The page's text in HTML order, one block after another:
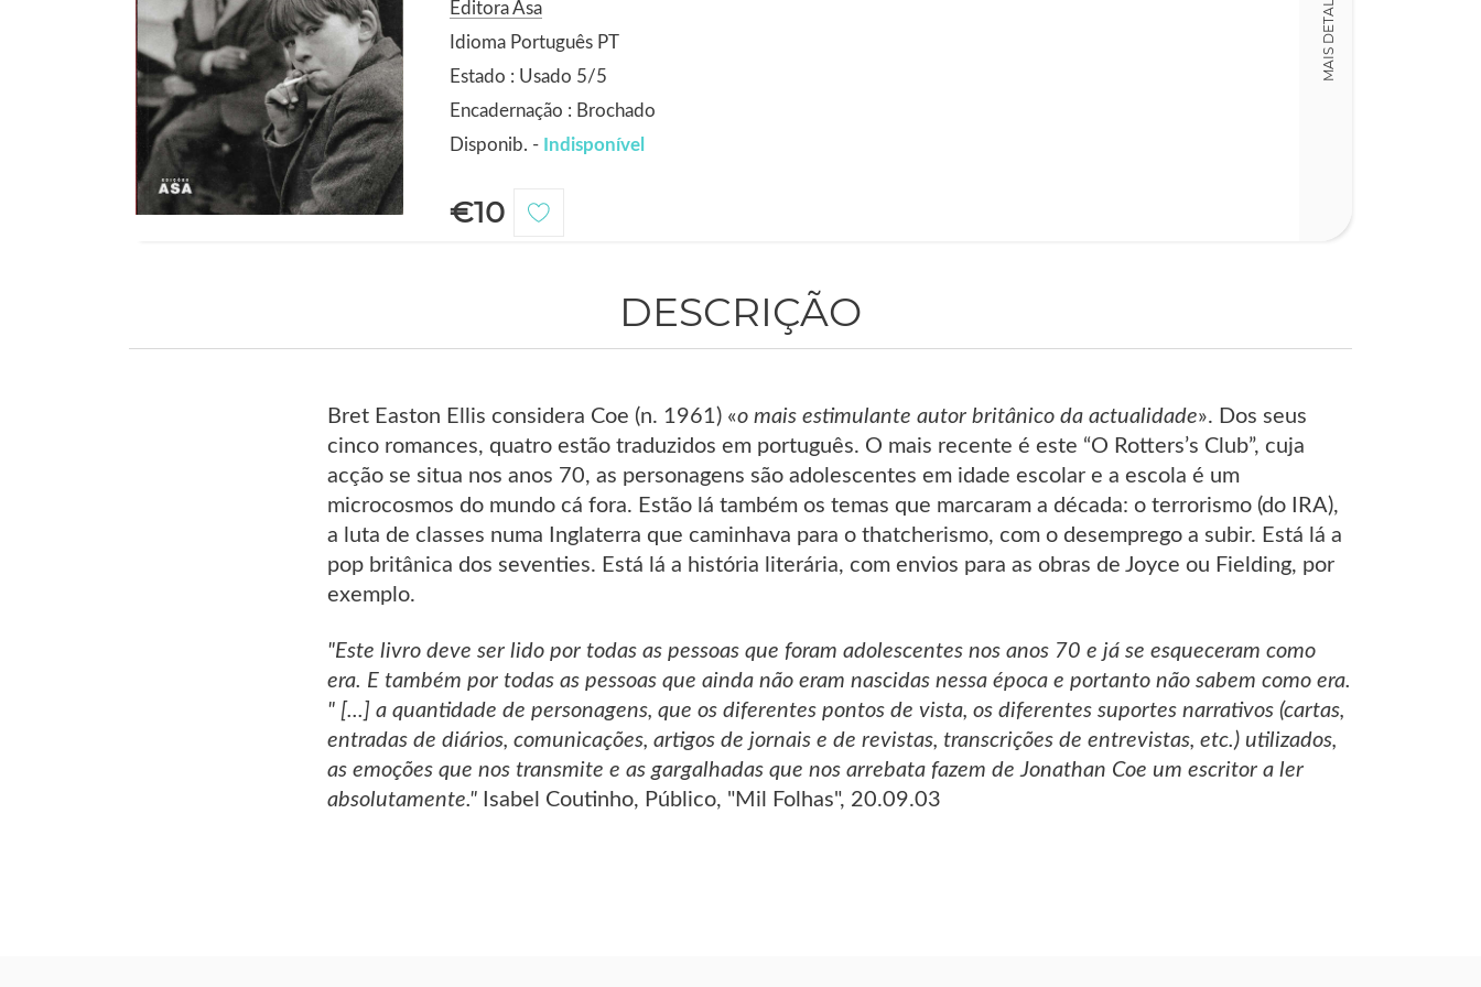
Editora Asa
Idioma Português PT
Estado : Usado 5/5
Encadernação : Brochado
Disponib. - Indisponível
€10
MAIS DETALHES
DESCRIÇÃO
Bret Easton Ellis considera Coe (n. 1961) «o mais estimulante autor britânico da actualidade». Dos seus
cinco romances, quatro estão traduzidos em português. O mais recente é este “O Rotters’s Club”, cuja
acção se situa nos anos 70, as personagens são adolescentes em idade escolar e a escola é um
microcosmos do mundo cá fora. Estão lá também os temas que marcaram a década: o terrorismo (do IRA),
a luta de classes numa Inglaterra que caminhava para o thatcherismo, com o desemprego a subir. Está lá a
pop britânica dos seventies. Está lá a história literária, com envios para as obras de Joyce ou Fielding, por
exemplo.
"Este livro deve ser lido por todas as pessoas que foram adolescentes nos anos 70 e já se esqueceram como
era. E também por todas as pessoas que ainda não eram nascidas nessa época e portanto não sabem como era.
" [...] a quantidade de personagens, que os diferentes pontos de vista, os diferentes suportes narrativos (cartas,
entradas de diários, comunicações, artigos de jornais e de revistas, transcrições de entrevistas, etc.) utilizados,
as emoções que nos transmite e as gargalhadas que nos arrebata fazem de Jonathan Coe um escritor a ler
absolutamente." Isabel Coutinho, Público, "Mil Folhas", 20.09.03